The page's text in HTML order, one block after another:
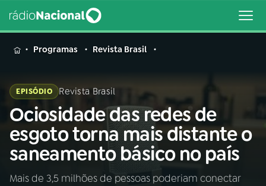
MENU
Buscar
na
Rádio
Nacional
Buscar
AO VIVO
Programas Revista Brasil
EPISÓDIO Revista Brasil
Ociosidade das redes de
esgoto torna mais distante o
saneamento básico no país
Mais de 3,5 milhões de pessoas poderiam conectar